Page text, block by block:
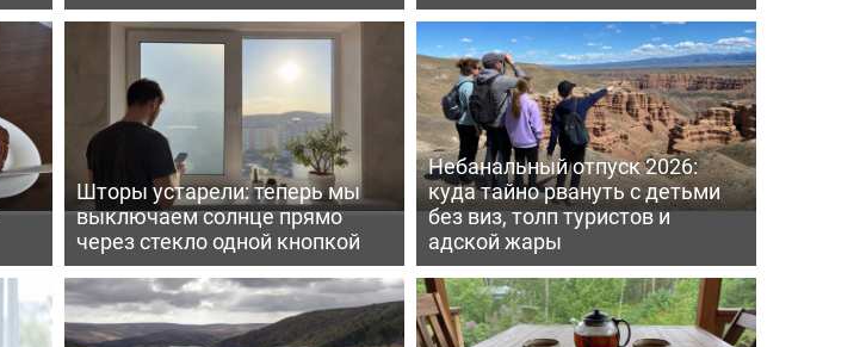
Шторы устарели: теперь мы
выключаем солнце прямо
через стекло одной кнопкой
Небанальный отпуск 2026:
куда тайно рвануть с детьми
без виз, толп туристов и
адской жары